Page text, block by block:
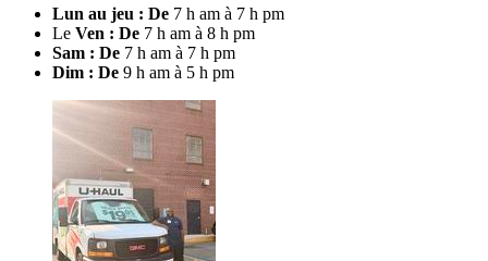
Lun au jeu : De 7 h am à 7 h pm
Le Ven : De 7 h am à 8 h pm
Sam : De 7 h am à 7 h pm
Dim : De 9 h am à 5 h pm